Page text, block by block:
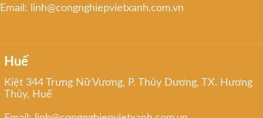
Email: linh@congnghiepvietxanh.com.vn
Huế
Kiệt 344 Trưng Nữ Vương, P. Thủy Dương, TX. Hương
Thủy, Huế